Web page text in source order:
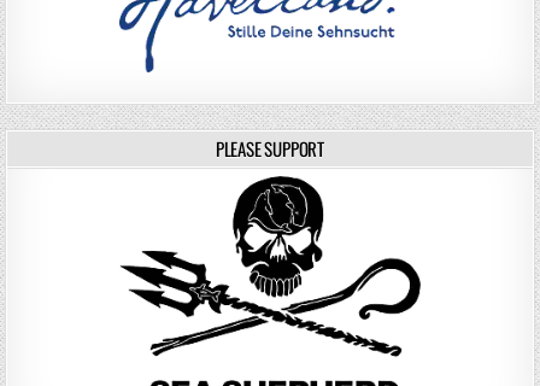
PLEASE SUPPORT